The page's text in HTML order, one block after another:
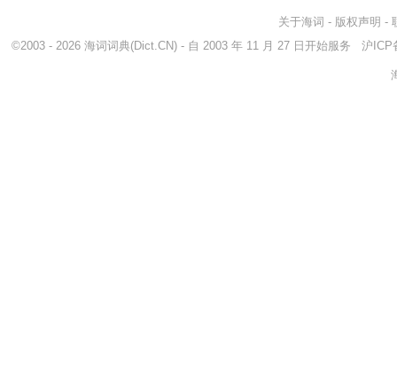
关于海词 - 版权声明 -
©2003 - 2026 海词词典(Dict.CN) - 自 2003 年 11 月 27 日开始服务 沪ICP